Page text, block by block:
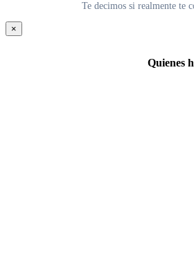
Te decimos si realmente te
×
Quienes